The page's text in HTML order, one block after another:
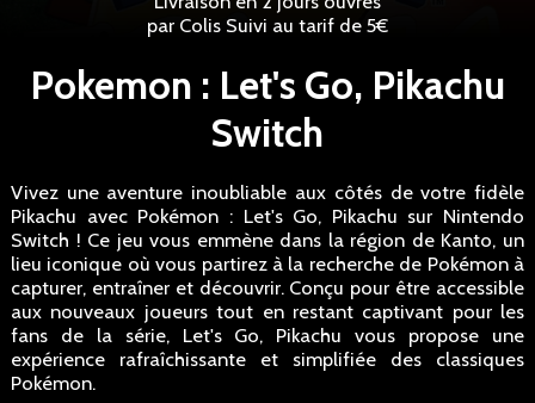
par Colis Suivi au tarif de 5€
Pokemon : Let's Go, Pikachu
Switch
Vivez une aventure inoubliable aux côtés de votre fidèle
Pikachu avec Pokémon : Let's Go, Pikachu sur Nintendo
Switch ! Ce jeu vous emmène dans la région de Kanto, un
lieu iconique où vous partirez à la recherche de Pokémon à
capturer, entraîner et découvrir. Conçu pour être accessible
aux nouveaux joueurs tout en restant captivant pour les
fans de la série, Let's Go, Pikachu vous propose une
expérience rafraîchissante et simplifiée des classiques
Pokémon.